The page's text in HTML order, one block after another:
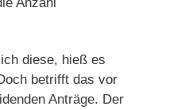
diese, hieß es
betrifft das vor
Anträge. Der